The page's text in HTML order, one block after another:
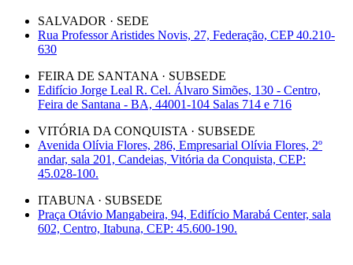
SALVADOR · SEDE
Rua Professor Aristides Novis, 27, Federação, CEP 40.210-
630
FEIRA DE SANTANA · SUBSEDE
Edifício Jorge Leal R. Cel. Álvaro Simões, 130 - Centro,
Feira de Santana - BA, 44001-104 Salas 714 e 716
VITÓRIA DA CONQUISTA · SUBSEDE
Avenida Olívia Flores, 286, Empresarial Olívia Flores, 2º
andar, sala 201, Candeias, Vitória da Conquista, CEP:
45.028-100.
ITABUNA · SUBSEDE
Praça Otávio Mangabeira, 94, Edifício Marabá Center, sala
602, Centro, Itabuna, CEP: 45.600-190.